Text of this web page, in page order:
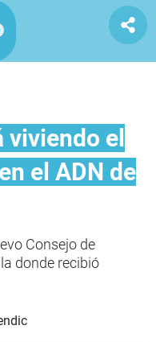
viviendo el
el ADN de
Consejo de
donde recibió